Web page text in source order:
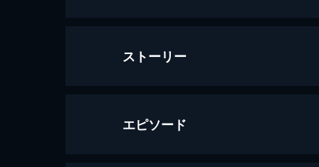
ストーリー
エピソード